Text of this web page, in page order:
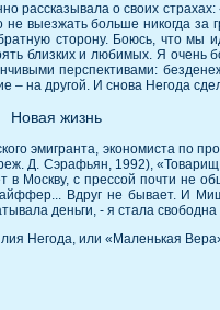
рассказывала о своих
выезжать больше никогда
сторону. Боюсь, что мы
близких и любимых. Я очень
перспективами:
– на другой. И снова Негода
Новая жизнь
эмигранта, экономиста по
Д. Сэрафьян, 1992),
в Москву, с прессой почти не
Вдруг не бывает. И
деньги, - я стала свободна
Негода, или «Маленькая